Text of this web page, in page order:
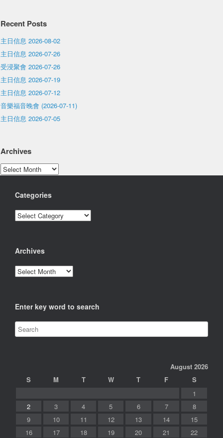
Recent Posts
主日信息 2026-08-02
主日信息 2026-07-26
受浸聚會 2026-07-26
主日信息 2026-07-19
主日信息 2026-07-12
音樂福音晚會 (2026-07-11)
主日信息 2026-07-05
Archives
Archives
Categories
Categories
Archives
Archives
Enter key word to search
August 2026
S
M T W T F
S
1
2
3 4 5 6 7
8
9
10 11 12 13 14
15
16
17 18 19 20 21 22